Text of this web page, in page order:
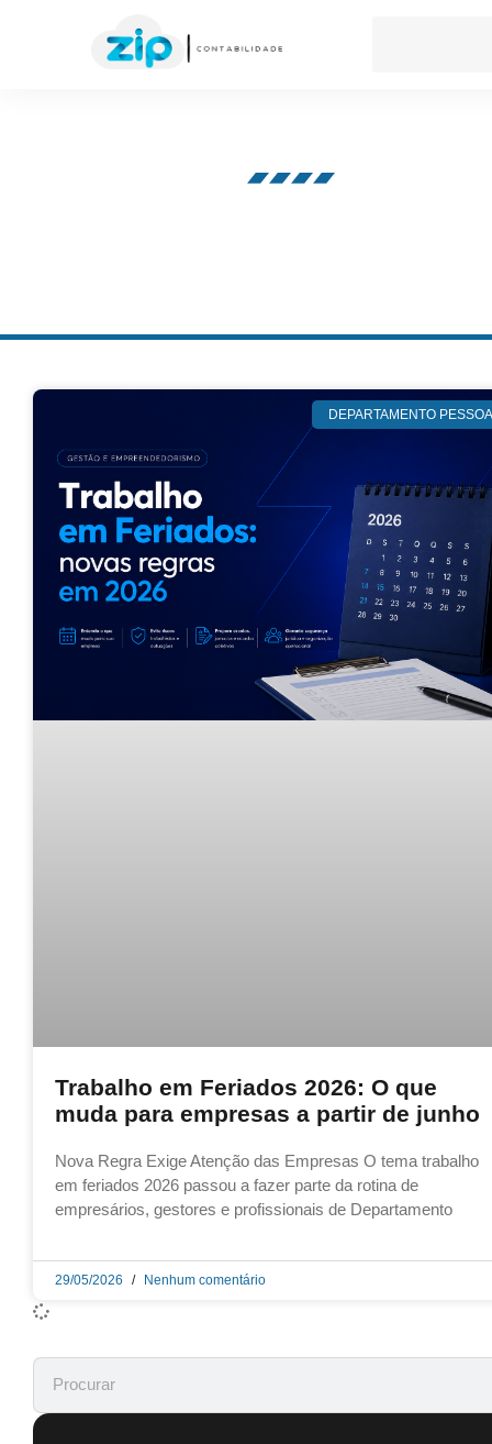
DEPARTAMENTO
Trabalho em Feriados 2026: O que
muda para empresas a partir de junho
Nova Regra Exige Atenção das Empresas O tema trabalho
em feriados 2026 passou a fazer parte da rotina de
empresários, gestores e profissionais de Departamento
29/05/2026 Nenhum comentário